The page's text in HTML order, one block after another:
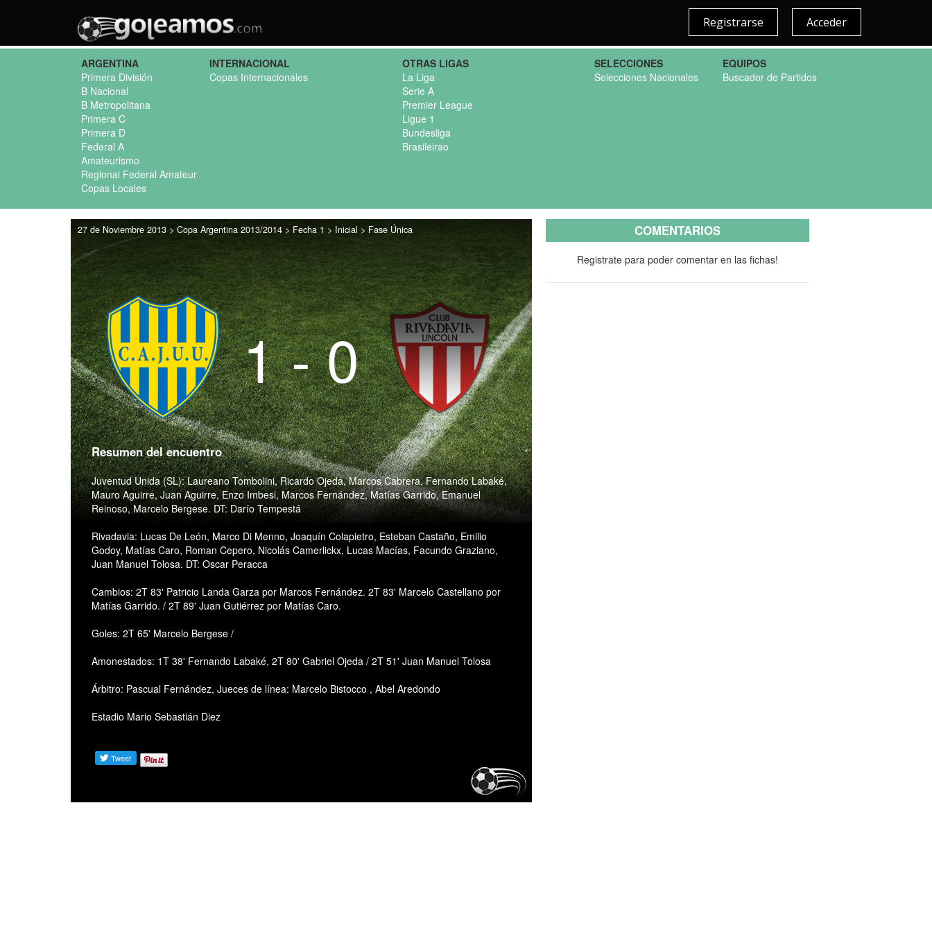
Acceder
Registrarse
ARGENTINA
Primera División
B Nacional
B Metropolitana
Primera C
Primera D
Federal A
Amateurismo
Regional Federal Amateur
Copas Locales
INTERNACIONAL
Copas Internacionales
OTRAS LIGAS
La Liga
Serie A
Premier League
Ligue 1
Bundesliga
Brasileirao
SELECCIONES
Selecciones Nacionales
EQUIPOS
Buscador de Partidos
27 de Noviembre 2013 > Copa Argentina 2013/2014 > Fecha 1 > Inicial > Fase Única
1 - 0
Resumen del encuentro
Juventud Unida (SL): Laureano Tombolini, Ricardo Ojeda, Marcos Cabrera, Fernando Labaké,
Mauro Aguirre, Juan Aguirre, Enzo Imbesi, Marcos Fernández, Matías Garrido, Emanuel
Reinoso, Marcelo Bergese. DT: Darío Tempestá
Rivadavia: Lucas De León, Marco Di Menno, Joaquín Colapietro, Esteban Castaño, Emilio
Godoy, Matías Caro, Roman Cepero, Nicolás Camerlickx, Lucas Macías, Facundo Graziano,
Juan Manuel Tolosa. DT: Oscar Peracca
Cambios: 2T 83' Patricio Landa Garza por Marcos Fernández. 2T 83' Marcelo Castellano por
Matías Garrido. / 2T 89' Juan Gutiérrez por Matías Caro.
Goles: 2T 65' Marcelo Bergese /
Amonestados: 1T 38' Fernando Labaké, 2T 80' Gabriel Ojeda / 2T 51' Juan Manuel Tolosa
Árbitro: Pascual Fernández, Jueces de línea: Marcelo Bistocco , Abel Aredondo
Estadio Mario Sebastián Diez
COMENTARIOS
Registrate para poder comentar en las fichas!